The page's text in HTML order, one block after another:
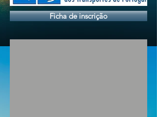
Ficha de inscrição